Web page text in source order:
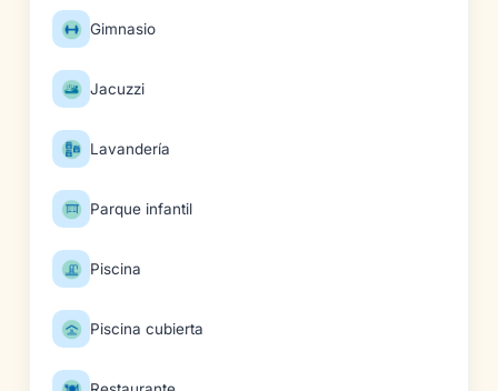
Gimnasio
Jacuzzi
Lavandería
Parque infantil
Piscina
Piscina cubierta